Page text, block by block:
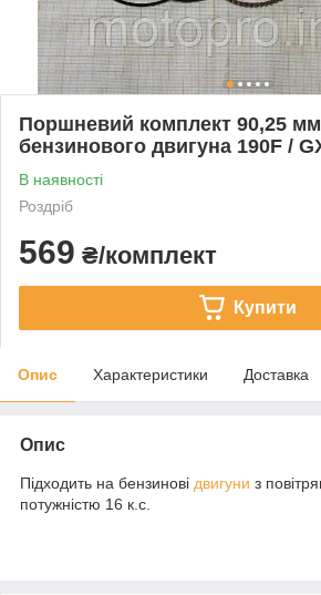
Поршневий комплект 90,25
бензинового двигуна 190F /
В наявності
Роздріб
569 ₴/комплект
Купити
Опис Характеристики Доставка
Опис
Підходить на бензинові двигуни з
потужністю 16 к.с.